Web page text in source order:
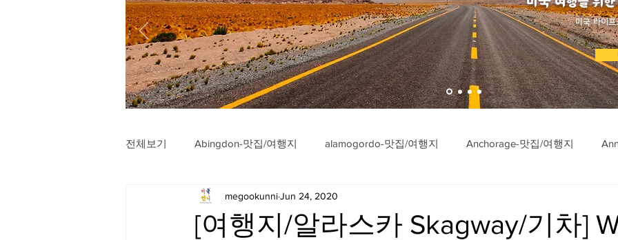
미국 라이
전체보기 Abingdon-맛집/여행지 alamogordo-맛집/여행지 Anchorage-맛집/여행지
Arlington-맛집/여행지 Arlington-맛집/여행지
[여행지/알라스카 Skagway/기차]
megookunniJun 24, 2020